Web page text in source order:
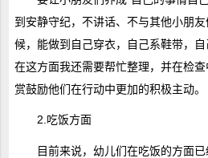
到安静守纪，不讲话、不与其他小朋
候，能做到自己穿衣，自己系鞋带，自
在这方面我还需要帮忙整理，并在检
赏鼓励他们在行动中更加的积极主动。
2.吃饭方面
目前来说，幼儿们在吃饭的方面